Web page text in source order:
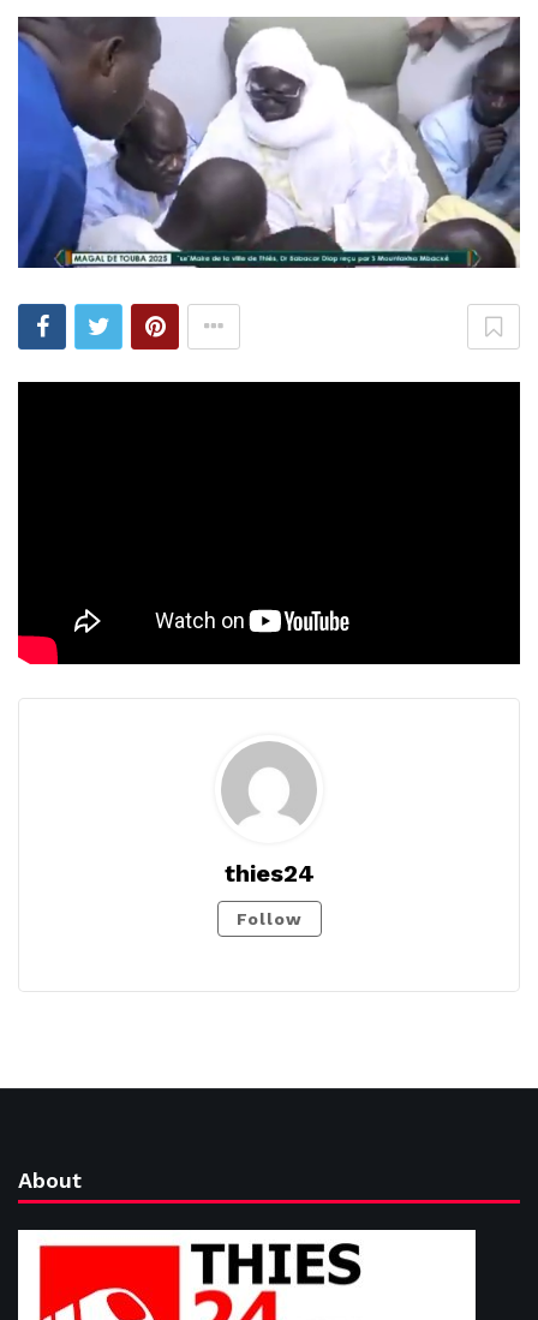
thies24
Follow
About